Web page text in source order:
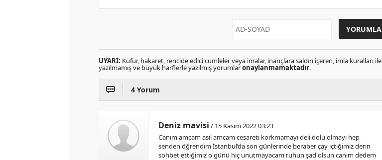
UYARI: Küfür, hakaret, rencide edici cümleler veya imalar, inançlara saldırı içeren, imla kuralları ile
yazılmamış ve büyük harflerle yazılmış yorumlaronaylanmamaktadır.
4 Yorum
Deniz mavisi / 15 Kasım 2022 03:23
Canım amcam asil amcam cesareti korkmamayı deli dolu olmayı hep
senden öğrendim İstanbul’da son günlerinde beraber çay içtiğimiz derin
sohbet ettiğimiz o günü hiç unutmayacam ruhun şad olsun canım dedem